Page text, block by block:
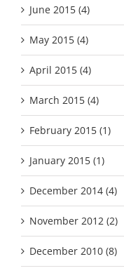
June 2015 (4)
May 2015 (4)
April 2015 (4)
March 2015 (4)
February 2015 (1)
January 2015 (1)
December 2014 (4)
November 2012 (2)
December 2010 (8)